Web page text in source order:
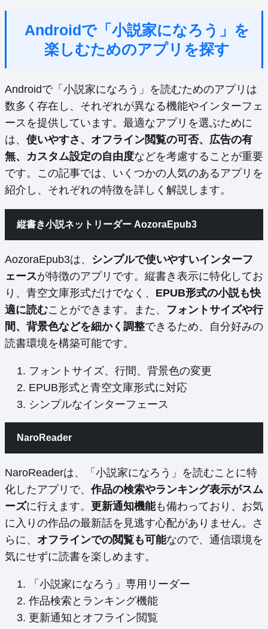
Androidで「小説家になろう」を
楽しむためのアプリを探す
Androidで「小説家になろう」を読むためのアプリは
数多く存在し、それぞれが異なる機能やインターフェ
ースを提供しています。最適なアプリを選ぶために
は、 使いやすさ、オフライン閲覧の可否、広告の有
無、カスタム設定の自由度などを考慮することが重要
です。この記事では、いくつかの人気のあるアプリを
紹介し、それぞれの特徴を詳しく解説します。
縦書き小説ネットリーダー AozoraEpub3
AozoraEpub3は、 シンプルで使いやすいインターフ
ェースが特徴のアプリです。縦書き表示に特化してお
り、青空文庫形式だけでなく、 EPUB形式の小説も快
適に読むことができます。また、 フォントサイズや行
間、背景色などを細かく調整できるため、自分好みの
読書環境を構築可能です。
フォントサイズ、行間、背景色の変更
EPUB形式と青空文庫形式に対応
シンプルなインターフェース
NaroReader
NaroReaderは、「小説家になろう」を読むことに特
化したアプリで、作品の検索やランキング表示がスム
ーズに行えます。 更新通知機能も備わっており、お気
に入りの作品の最新話を見逃す心配がありません。さ
らに、 オフラインでの閲覧も可能なので、通信環境を
気にせずに読書を楽しめます。
「小説家になろう」専用リーダー
作品検索とランキング機能
更新通知とオフライン閲覧